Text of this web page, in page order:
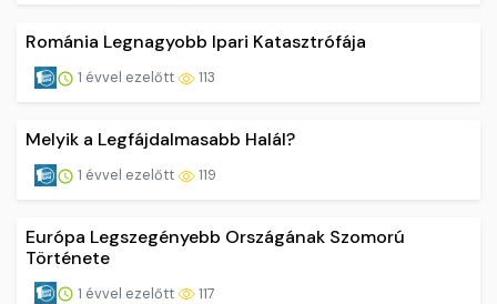
Románia Legnagyobb Ipari Katasztrófája
1 évvel ezelőtt 113
Melyik a Legfájdalmasabb Halál?
1 évvel ezelőtt 119
Európa Legszegényebb Országának Szomorú
Története
1 évvel ezelőtt 117